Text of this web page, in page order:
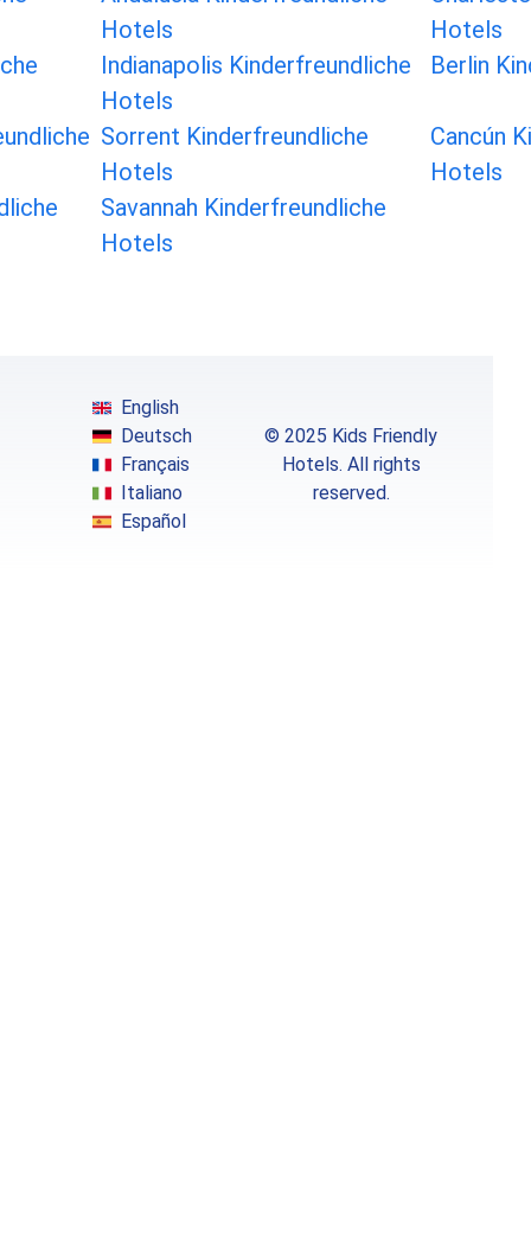
Hotels
Hotels
Indianapolis Kinderfreundliche
Hotels
Berlin
Sorrent Kinderfreundliche
Hotels
Cancún
Hotels
Savannah Kinderfreundliche
Hotels
English
Deutsch
Français
Italiano
Español
© 2025 Kids Friendly
Hotels. All rights
reserved.